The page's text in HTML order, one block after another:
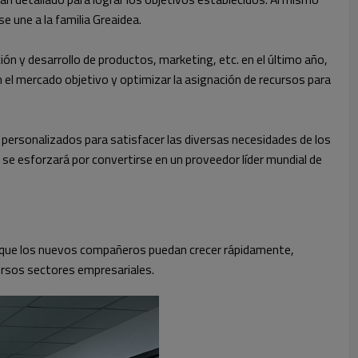
une a la familia Greaidea.
y desarrollo de productos, marketing, etc. en el último año,
mercado objetivo y optimizar la asignación de recursos para
para satisfacer las diversas necesidades de los
esforzará por convertirse en un proveedor líder mundial de
los nuevos compañeros puedan crecer rápidamente,
sectores empresariales.